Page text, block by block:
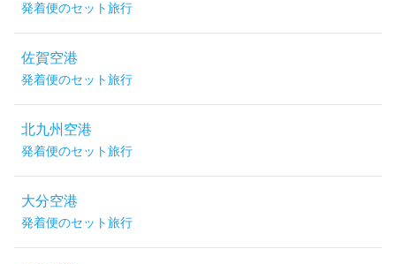
発着便のセット旅行
佐賀空港
発着便のセット旅行
北九州空港
発着便のセット旅行
大分空港
発着便のセット旅行